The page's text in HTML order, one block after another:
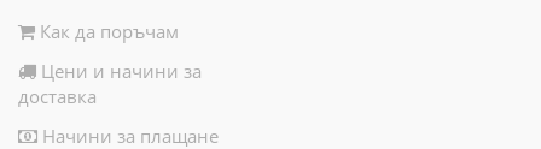
Как да поръчам
Цени и начини за
доставка
Начини за плащане